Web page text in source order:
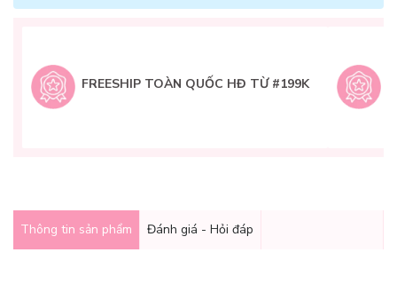
FREESHIP TOÀN QUỐC HĐ TỪ #199K
Thông tin sản phẩm Đánh giá - Hỏi đáp